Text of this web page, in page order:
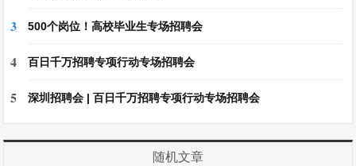
3 500个岗位！高校毕业生专场招聘会
4 百日千万招聘专项行动专场招聘会
5 深圳招聘会 | 百日千万招聘专项行动专场招聘会
随机文章